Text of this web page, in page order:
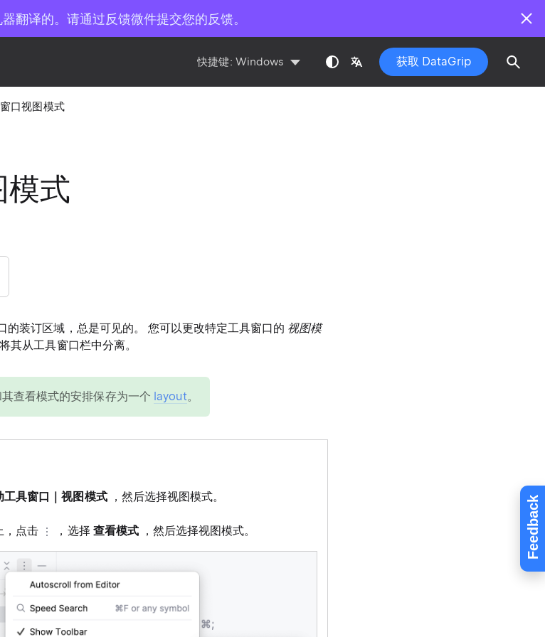
翻译的。请通过反馈微件提交您的反馈。
Feedback
快捷键: Windows 获取 DataGrip
口视图模式
模式
的装订区域，总是可见的。 您可以更改特定工具窗口的 视图模
其从工具窗口栏中分离。
查看模式的安排保存为一个 layout。
工具窗口｜视图模式，然后选择视图模式。
，点击 ，选择 查看模式，然后选择视图模式。